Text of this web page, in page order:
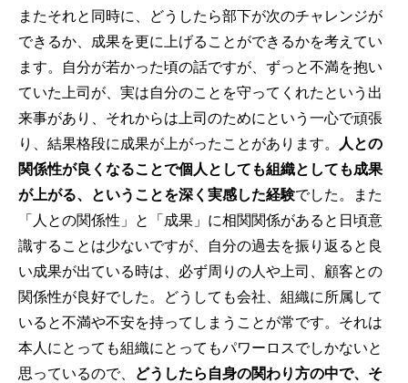
またそれと同時に、どうしたら部下が次のチャレンジが
できるか、成果を更に上げることができるかを考えてい
ます。自分が若かった頃の話ですが、ずっと不満を抱い
ていた上司が、実は自分のことを守ってくれたという出
来事があり、それからは上司のためにという一心で頑張
り、結果格段に成果が上がったことがあります。
人との
関係性が良くなることで個人としても組織としても成果
が上がる、ということを深く実感した経験でした。また
「人との関係性」と「成果」に相関関係があると日頃意
識することは少ないですが、自分の過去を振り返ると良
い成果が出ている時は、必ず周りの人や上司、顧客との
関係性が良好でした。どうしても会社、組織に所属して
いると不満や不安を持ってしまうことが常です。それは
本人にとっても組織にとってもパワーロスでしかないと
思っているので、 どうしたら自身の関わり方の中で、そ